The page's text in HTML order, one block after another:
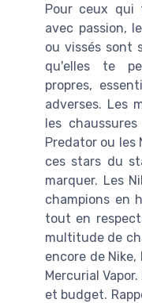
Pour ceux qui
avec passion,
ou vissés sont
qu'elles te
propres,
adverses. Les
les
Predator ou les
ces stars du
marquer. Les
champions en
tout en
multitude de
encore de
Mercurial
et budget.